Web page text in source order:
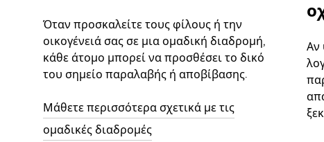
Όταν προσκαλείτε τους φίλους ή την
οικογένειά σας σε μια ομαδική διαδρομή,
κάθε άτομο μπορεί να προσθέσει το δικό
του σημείο παραλαβής ή αποβίβασης.
Μάθετε περισσότερα σχετικά με τις
ομαδικές διαδρομές
Αν